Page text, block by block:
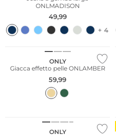
ONLMADISON
49,99
+ 4
NUOVO
ONLY
Giacca effetto pelle ONLAMBER
59,99
ONLY